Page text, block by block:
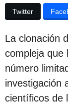
a
c
i
ó
n
3
a
Twitter
La clonación
compleja que
número
investigación
científicos de